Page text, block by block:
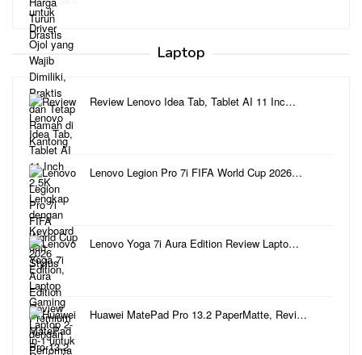
Laptop
Review Lenovo Idea Tab, Tablet AI 11 Inc…
Lenovo Legion Pro 7i FIFA World Cup 2026…
Lenovo Yoga 7i Aura Edition Review Lapto…
Huawei MatePad Pro 13.2 PaperMatte, Revi…